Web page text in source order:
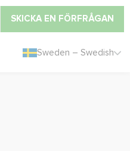
SKICKA EN FÖRFRÅGAN
Sweden – Swedish